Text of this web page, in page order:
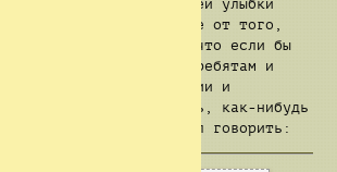
этой чёртовой летающей улыбки
были в шоке... В шоке от того,
когда-то был жив. А что если бы
нами? Я повернулся к ребятам и
Потерянные в отчаянии и
было что-то сделать, как-нибудь
И тогда я встал и начал говорить: